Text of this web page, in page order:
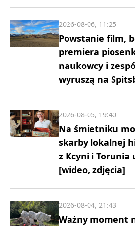
Powstanie film,
premiera
naukowcy i
wyruszą na
2026-08-06, 11:25
Na śmietniku
skarby lokalnej
z Kcyni i Torunia
[wideo, zdjęcia]
2026-08-05, 19:40
Ważny moment
2026-08-04, 21:43